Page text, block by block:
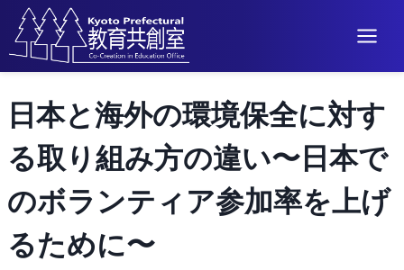
容
を
ス
ッ
日本と海外の環境保全に対す
る取り組み方の違い〜日本で
のボランティア参加率を上げ
るために〜